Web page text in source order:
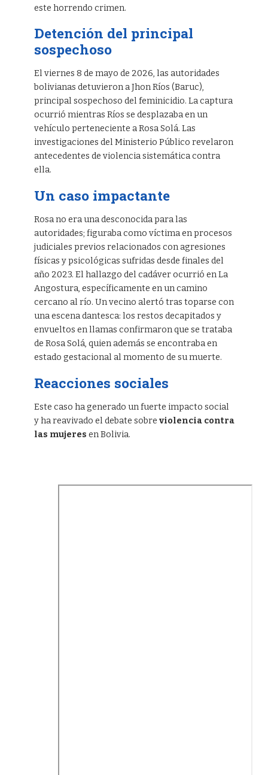
este horrendo crimen.
Detención del principal
sospechoso
El viernes 8 de mayo de 2026, las autoridades
bolivianas detuvieron a Jhon Ríos (Baruc),
principal sospechoso del feminicidio. La captura
ocurrió mientras Ríos se desplazaba en un
vehículo perteneciente a Rosa Solá. Las
investigaciones del Ministerio Público revelaron
antecedentes de violencia sistemática contra
ella.
Un caso impactante
Rosa no era una desconocida para las
autoridades; figuraba como víctima en procesos
judiciales previos relacionados con agresiones
físicas y psicológicas sufridas desde finales del
año 2023. El hallazgo del cadáver ocurrió en La
Angostura, específicamente en un camino
cercano al río. Un vecino alertó tras toparse con
una escena dantesca: los restos decapitados y
envueltos en llamas confirmaron que se trataba
de Rosa Solá, quien además se encontraba en
estado gestacional al momento de su muerte.
Reacciones sociales
Este caso ha generado un fuerte impacto social
y ha reavivado el debate sobre violencia contra
las mujeres en Bolivia.